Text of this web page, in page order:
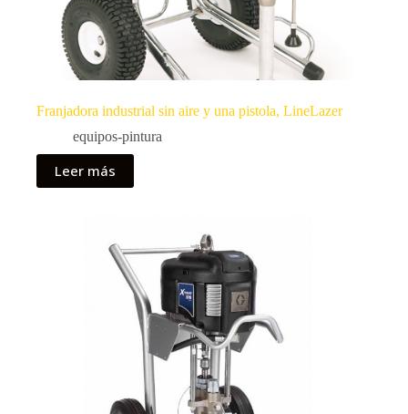
Franjadora industrial sin aire y una pistola, LineLazer
equipos-pintura
Leer más